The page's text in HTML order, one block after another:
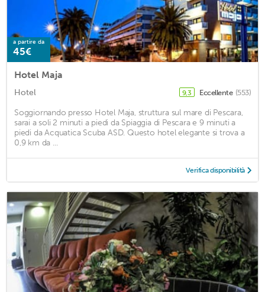
a partire da
45€
Hotel Maja
Hotel 9,3 Eccellente (553)
Soggiornando presso Hotel Maja, struttura sul mare di Pescara,
sarai a soli 2 minuti a piedi da Spiaggia di Pescara e 9 minuti a
piedi da Acquatica Scuba ASD. Questo hotel elegante si trova a
0,9 km da ...
Verifica disponibilità